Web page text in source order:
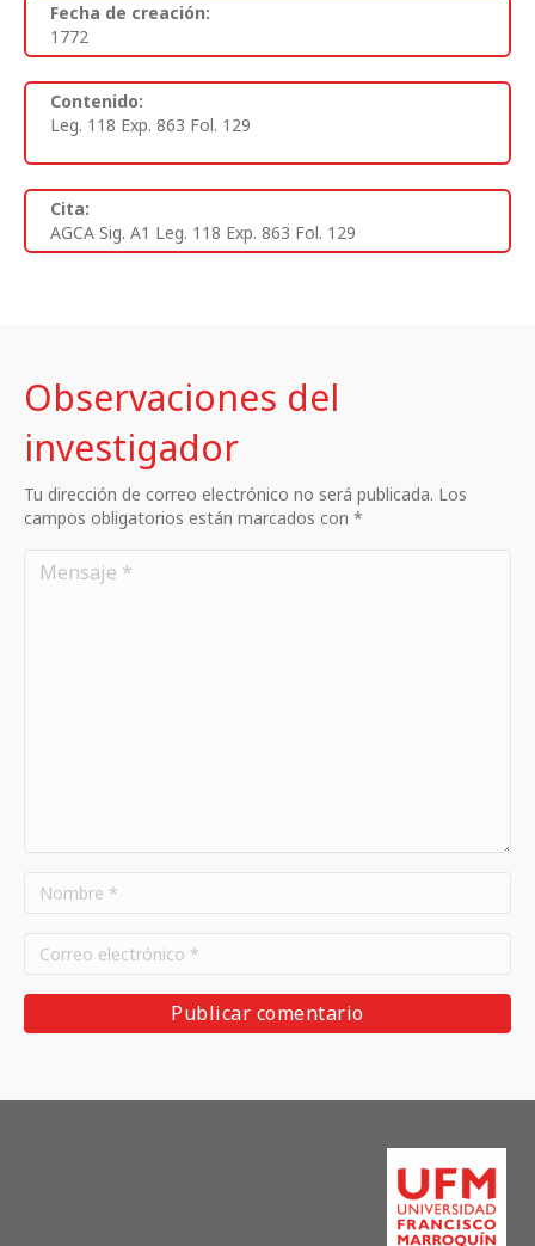
Fecha de creación:
1772
Contenido:
Leg. 118 Exp. 863 Fol. 129
Cita:
AGCA Sig. A1 Leg. 118 Exp. 863 Fol. 129
Observaciones del
investigador
Tu dirección de correo electrónico no será publicada. Los
campos obligatorios están marcados con *